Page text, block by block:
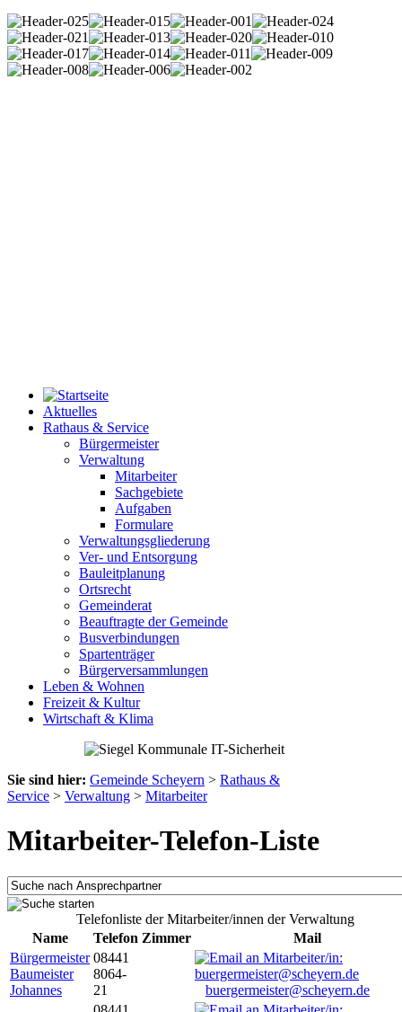
Aktuelles
Rathaus & Service
Bürgermeister
Verwaltung
Mitarbeiter
Sachgebiete
Aufgaben
Formulare
Verwaltungsgliederung
Ver- und Entsorgung
Bauleitplanung
Ortsrecht
Gemeinderat
Beauftragte der Gemeinde
Busverbindungen
Spartenträger
Bürgerversammlungen
Leben & Wohnen
Freizeit & Kultur
Wirtschaft & Klima
Sie sind hier: Gemeinde Scheyern > Rathaus &
Service > Verwaltung > Mitarbeiter
Mitarbeiter-Telefon-Liste
Telefonliste der Mitarbeiter/innen der Verwaltung
Name
Telefon Zimmer
Mail
Bürgermeister
Baumeister
Johannes
08441
8064-
21
buergermeister@scheyern.de